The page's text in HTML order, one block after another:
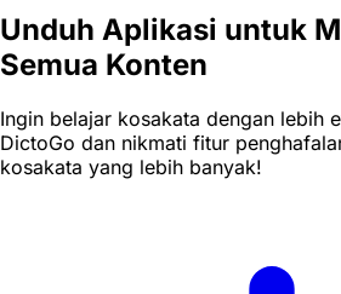
Unduh Aplikasi untuk
Semua Konten
Ingin belajar kosakata dengan lebih
DictoGo dan nikmati fitur
kosakata yang lebih banyak!